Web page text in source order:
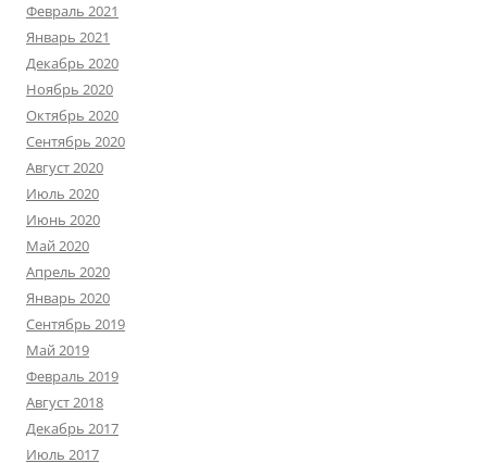
Февраль 2021
Январь 2021
Декабрь 2020
Ноябрь 2020
Октябрь 2020
Сентябрь 2020
Август 2020
Июль 2020
Июнь 2020
Май 2020
Апрель 2020
Январь 2020
Сентябрь 2019
Май 2019
Февраль 2019
Август 2018
Декабрь 2017
Июль 2017